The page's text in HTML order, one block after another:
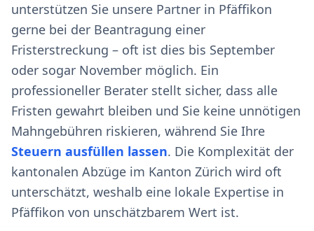
unterstützen Sie unsere Partner in Pfäffikon
gerne bei der Beantragung einer
Fristerstreckung – oft ist dies bis September
oder sogar November möglich. Ein
professioneller Berater stellt sicher, dass alle
Fristen gewahrt bleiben und Sie keine unnötigen
Mahngebühren riskieren, während Sie Ihre
Steuern ausfüllen lassen. Die Komplexität der
kantonalen Abzüge im Kanton Zürich wird oft
unterschätzt, weshalb eine lokale Expertise in
Pfäffikon von unschätzbarem Wert ist.